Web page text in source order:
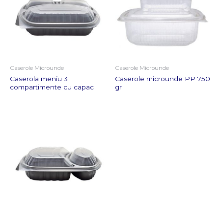
Caserole Microunde
Caserola meniu 3
compartimente cu capac
Caserole Microunde
Caserole microunde PP 750
gr